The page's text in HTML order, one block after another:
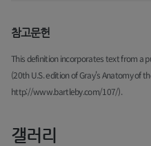
참고문헌
This definition incorporates text from a
(20th U.S. edition of Gray's Anatomy of
http://www.bartleby.com/107/).
갤러리